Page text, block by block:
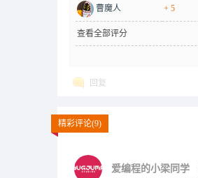
曹魔人 + 5
查看全部评分
回复
精彩评论(9)
爱编程的小梁同学